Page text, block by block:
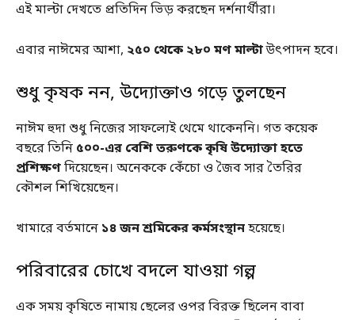
এই মাল্টা দেখতে প্রতিদিন ভিড় করছেন দর্শনার্থীরা।
এবার নাঈমের আশা, ২৫০ থেকে ২৮০ মণ মাল্টাউৎপাদন হবে।
শুধু কৃষক নন, উদ্যোক্তাও গড়ে তুলছেন
নাঈম হুদা শুধু নিজের সাফল্যেই থেমে থাকেননি। গত কয়েক
বছরে তিনি ৫০০-এর বেশি তরুণকে কৃষি উদ্যোক্তা হতে
প্রশিক্ষণদিয়েছেন। অনেককে কেঁচো ও জৈব সার তৈরির
কৌশল শিখিয়েছেন।
খামারে বর্তমানে ১৪ জন শ্রমিকের কর্মসংস্থানহয়েছে।
পরিবারের চোখে বদলে যাওয়া গল্প
এক সময় কৃষিতে নামায় ছেলের ওপর বিরক্ত ছিলেন বাবা